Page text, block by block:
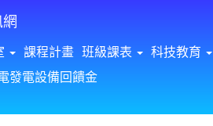
課程計畫 班級課表 科技教育
發電設備回饋金